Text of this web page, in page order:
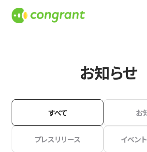
お知らせ
すべて お
プレスリリース イベン